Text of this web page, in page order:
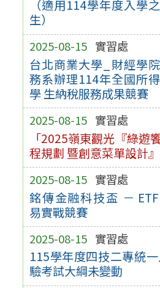
（適用114學年度入學
生）
2025-08-15 實習處
台北商業大學_財經學
務系辦理114年全國所
學 生納稅服務成果競賽
2025-08-15 實習處
「2025嶺東觀光『綠遊
程規劃 暨創意菜單設計
2025-08-15 實習處
銘傳金融科技盃 －
易實戰競賽
2025-08-15 實習處
115學年度四技二專統
驗考試大綱未變動